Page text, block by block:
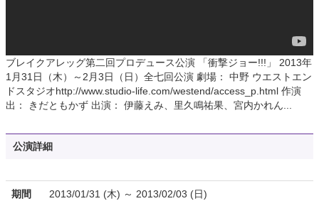
ブレイクアレッグ第二回プロデュース公演 「衝撃ジョー!!!」 2013年
1月31日（木）～2月3日（日）全七回公演 劇場： 中野 ウエストエン
ドスタジオhttp://www.studio-life.com/westend/access_p.html 作演
出： きだともかず 出演： 伊藤えみ、里久鳴祐果、宮内かれん...
公演詳細
期間 2013/01/31 (木) ～ 2013/02/03 (日)